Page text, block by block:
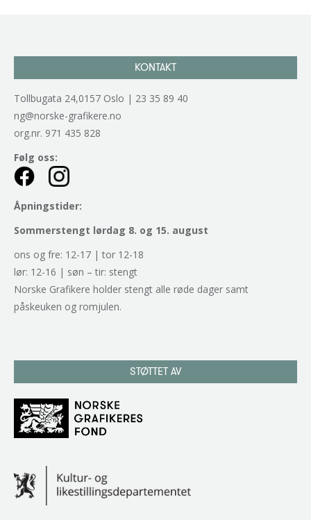
KONTAKT
Tollbugata 24,0157 Oslo | 23 35 89 40
ng@norske-grafikere.no
org.nr. 971 435 828
Følg oss:
Åpningstider:
Sommerstengt lørdag 8. og 15. august
ons og fre: 12-17 | tor 12-18
lør: 12-16 | søn – tir: stengt
Norske Grafikere holder stengt alle røde dager samt
påskeuken og romjulen.
STØTTET AV